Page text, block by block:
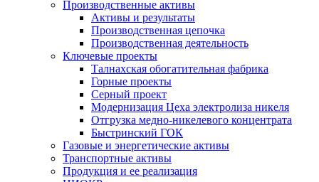
Производственные активы
Активы и результаты
Производственная цепочка
Производственная деятельность
Ключевые проекты
Талнахская обогатительная фабрика
Горные проекты
Серный проект
Модернизация Цеха электролиза никеля
Отгрузка медно-никелевого концентрата
Быстринский ГОК
Газовые и энергетические активы
Транспортные активы
Продукция и ее реализация